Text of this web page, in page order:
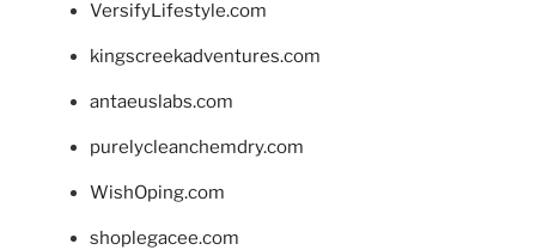
VersifyLifestyle.com
kingscreekadventures.com
antaeuslabs.com
purelycleanchemdry.com
WishOping.com
shoplegacee.com